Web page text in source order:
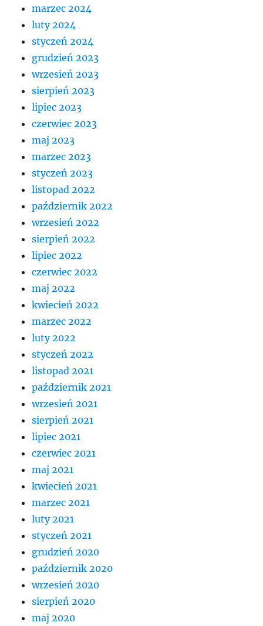
marzec 2024
luty 2024
styczeń 2024
grudzień 2023
wrzesień 2023
sierpień 2023
lipiec 2023
czerwiec 2023
maj 2023
marzec 2023
styczeń 2023
listopad 2022
październik 2022
wrzesień 2022
sierpień 2022
lipiec 2022
czerwiec 2022
maj 2022
kwiecień 2022
marzec 2022
luty 2022
styczeń 2022
listopad 2021
październik 2021
wrzesień 2021
sierpień 2021
lipiec 2021
czerwiec 2021
maj 2021
kwiecień 2021
marzec 2021
luty 2021
styczeń 2021
grudzień 2020
październik 2020
wrzesień 2020
sierpień 2020
maj 2020